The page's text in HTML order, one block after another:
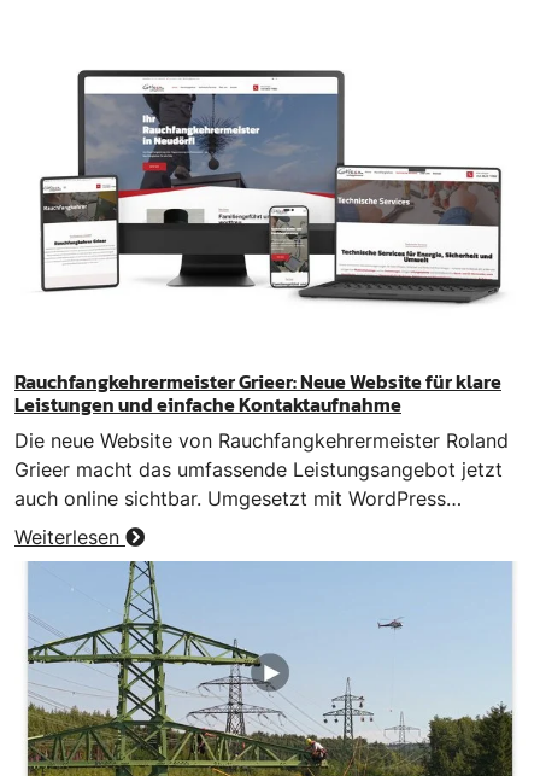
Rauchfangkehrermeister Grieer: Neue Website für klare
Leistungen und einfache Kontaktaufnahme
Die neue Website von Rauchfangkehrermeister Roland
Grieer macht das umfassende Leistungsangebot jetzt
auch online sichtbar. Umgesetzt mit WordPress…
Weiterlesen